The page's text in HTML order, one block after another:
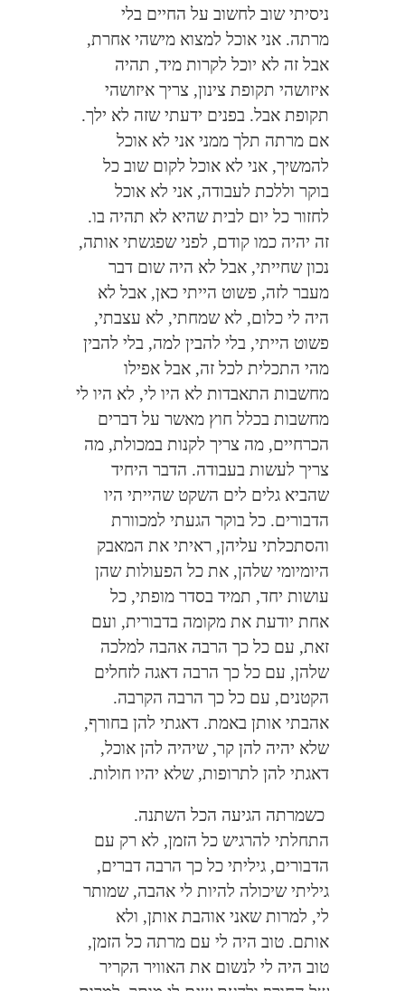
ניסיתי שוב לחשוב על החיים בלי
מרתה. אני אוכל למצוא מישהי אחרת,
אבל זה לא יוכל לקרות מיד, תהיה
איזושהי תקופת צינון, צריך איזושהי
תקופת אבל. בפנים ידעתי שזה לא ילך.
אם מרתה תלך ממני אני לא אוכל
להמשיך, אני לא אוכל לקום שוב כל
בוקר וללכת לעבודה, אני לא אוכל
לחזור כל יום לבית שהיא לא תהיה בו.
זה יהיה כמו קודם, לפני שפגשתי אותה,
נכון שחייתי, אבל לא היה שום דבר
מעבר לזה, פשוט הייתי כאן, אבל לא
היה לי כלום, לא שמחתי, לא עצבתי,
פשוט הייתי, בלי להבין למה, בלי להבין
מהי התכלית לכל זה, אבל אפילו
מחשבות התאבדות לא היו לי, לא היו לי
מחשבות בכלל חוץ מאשר על דברים
הכרחיים, מה צריך לקנות במכולת, מה
צריך לעשות בעבודה. הדבר היחיד
שהביא גלים לים השקט שהייתי היו
הדבורים. כל בוקר הגעתי למכוורת
והסתכלתי עליהן, ראיתי את המאבק
היומיומי שלהן, את כל הפעולות שהן
עושות יחד, תמיד בסדר מופתי, כל
אחת יודעת את מקומה בדבורית, ועם
זאת, עם כל כך הרבה אהבה למלכה
שלהן, עם כל כך הרבה דאגה לזחלים
הקטנים, עם כל כך הרבה הקרבה.
אהבתי אותן באמת. דאגתי להן בחורף,
שלא יהיה להן קר, שיהיה להן אוכל,
דאגתי להן לתרופות, שלא יהיו חולות.
כשמרתה הגיעה הכל השתנה.
התחלתי להרגיש כל הזמן, לא רק עם
הדבורים, גיליתי כל כך הרבה דברים,
גיליתי שיכולה להיות לי אהבה, שמותר
לי, למרות שאני אוהבת אותן, ולא
אותם. טוב היה לי עם מרתה כל הזמן,
טוב היה לי לנשום את האוויר הקריר